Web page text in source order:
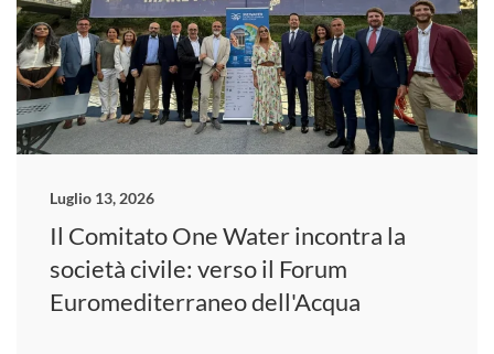
Luglio 13, 2026
Il Comitato One Water incontra la
società civile: verso il Forum
Euromediterraneo dell'Acqua